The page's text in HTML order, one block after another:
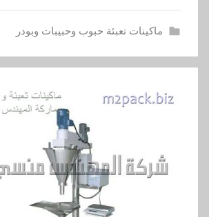
ماكينات تعبئة حبوب وحبيبات وبودر